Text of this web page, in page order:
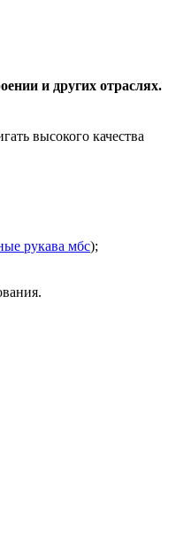
и других отраслях.
высокого качества
рукава мбс);